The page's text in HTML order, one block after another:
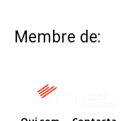
Membre de: